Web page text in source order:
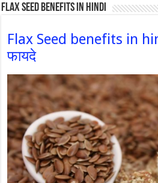
Flax Seed Benefits in hindi
Flax Seed benefits in
फायदे